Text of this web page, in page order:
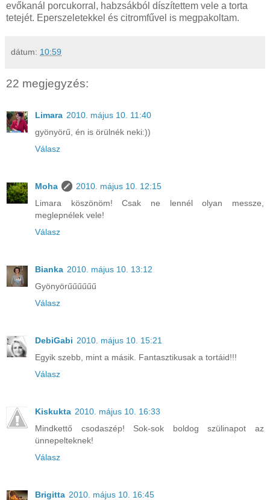
evőkanál porcukorral, habzsákból díszítettem vele a torta
tetejét. Eperszeletekkel és citromfűvel is megpakoltam.
dátum: 10:59
22 megjegyzés:
Limara 2010. május 10. 11:40
gyönyörű, én is örülnék neki:))
Válasz
Moha
2010. május 10. 12:15
Limara köszönöm! Csak ne lennél olyan messze,
meglepnélek vele!
Válasz
Bianka 2010. május 10. 13:12
Gyönyörűűűűűű
Válasz
DebiGabi 2010. május 10. 15:21
Egyik szebb, mint a másik. Fantasztikusak a tortáid!!!
Válasz
Kiskukta 2010. május 10. 16:33
Mindkettő csodaszép! Sok-sok boldog szülinapot az
ünnepelteknek!
Válasz
Brigitta 2010. május 10. 16:45